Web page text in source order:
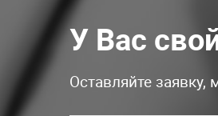
У Вас
Оставляйте